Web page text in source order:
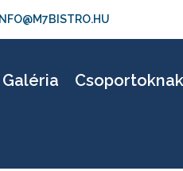
INFO@M7BISTRO.HU
Galéria Csoportoknak
–